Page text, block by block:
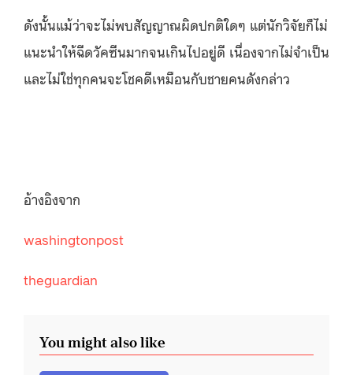
ดังนั้นแม้ว่าจะไม่พบสัญญาณผิดปกติใดๆ แต่นักวิจัยก็ไม่
แนะนำให้ฉีดวัคซีนมากจนเกินไปอยู่ดี เนื่องจากไม่จำเป็น
และไม่ใช่ทุกคนจะโชคดีเหมือนกับชายคนดังกล่าว
อ้างอิงจาก
washingtonpost
theguardian
You might also like